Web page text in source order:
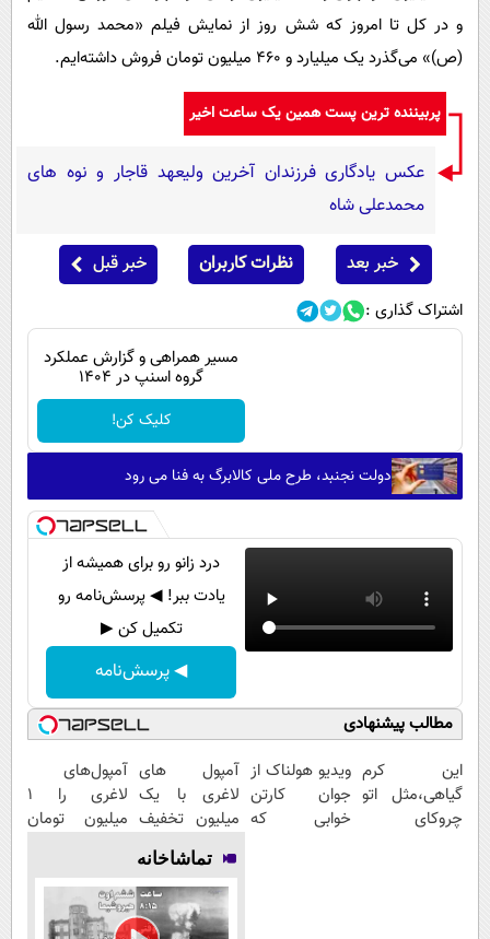
اخبار کریپتو
سرگرمی
باشگاه مغز
مجله تصویری سلاح
فیلم
اقتصاد
سیاست
سرگرمی
گوناگون
اجتماعی
حیات وحش
عصر ایران 2
خواندنی ها و دیدنی ها
داستان کوتاه
پیامک
آشپزی
آموزش زبان
و در کل تا امروز که شش روز از نمایش فیلم «محمد رسول الله
(ص)» می‌گذرد یک میلیارد و 460 میلیون تومان فروش داشته‌ایم.
پربیننده ترین پست همین یک ساعت اخیر
عکس یادگاری فرزندان آخرین ولیعهد قاجار و نوه های
محمدعلی شاه
خبر بعد نظرات کاربران خبر قبل
اشتراک گذاری :
مسیر همراهی و گزارش عملکرد
گروه اسنپ در ۱۴۰۴
کلیک کن!
دولت نجنبد، طرح ملی کالابرگ به فنا می رود
درد زانو رو برای همیشه از
یادت ببر! ◀ پرسش‌نامه رو
تکمیل کن ▶
◀ پرسش‌نامه
مطالب پیشنهادی
این کرم
گیاهی،مثل اتو
چروکای
ویدیو هولناک از
جوان کارتن
خوابی که
آمپول های
لاغری با یک
میلیون تخفیف
| ارسال از
داروخانه های
معتبر
آمپول‌های
لاغری را ۱
میلیون تومان
تماشاخانه